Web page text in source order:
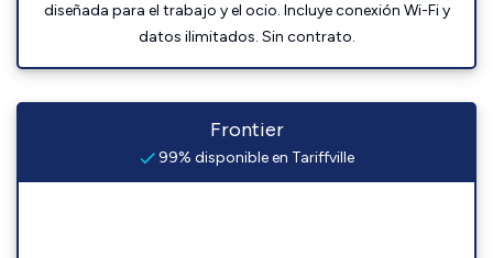
diseñada para el trabajo y el ocio. Incluye conexión Wi-Fi y
datos ilimitados. Sin contrato.
Frontier
99% disponible en Tariffville